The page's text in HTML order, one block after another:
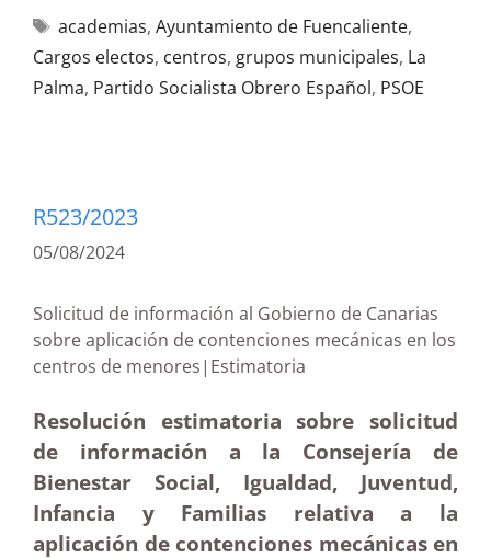
academias, Ayuntamiento de Fuencaliente,
Cargos electos, centros, grupos municipales, La
Palma, Partido Socialista Obrero Español, PSOE
R523/2023
05/08/2024
Solicitud de información al Gobierno de Canarias
sobre aplicación de contenciones mecánicas en los
centros de menores|Estimatoria
Resolución estimatoria sobre solicitud
de información a la Consejería de
Bienestar Social, Igualdad, Juventud,
Infancia y Familias relativa a la
aplicación de contenciones mecánicas en